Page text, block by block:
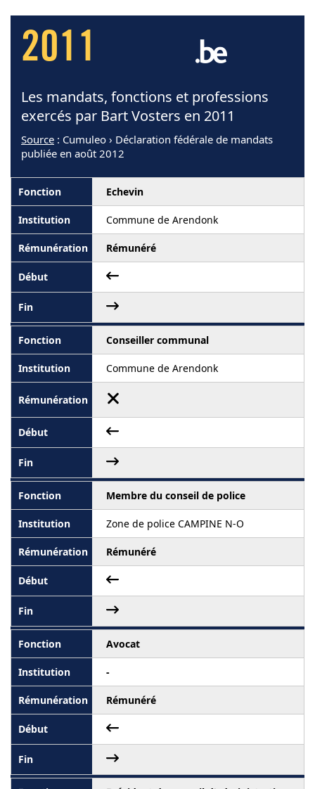
2011
Les mandats, fonctions et professions
exercés par Bart Vosters en 2011
Source : Cumuleo › Déclaration fédérale de mandats
publiée en août 2012
Echevin
Commune de Arendonk
Rémunéré
Conseiller communal
Commune de Arendonk
Membre du conseil de police
Zone de police CAMPINE N-O
Rémunéré
Avocat
-
Rémunéré